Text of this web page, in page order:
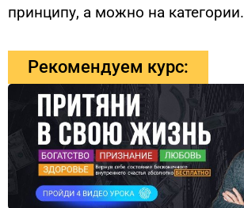
принципу, а можно на категории.
Рекомендуем курс: